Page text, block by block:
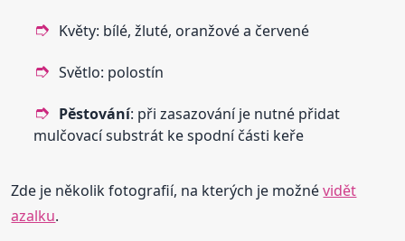
Květy: bílé, žluté, oranžové a červené
Světlo: polostín
Pěstování: při zasazování je nutné přidat
mulčovací substrát ke spodní části keře
Zde je několik fotografií, na kterých je možnévidět
azalku.